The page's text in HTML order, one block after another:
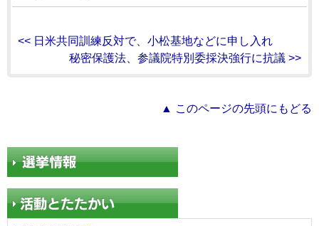
<< 日米共同訓練反対で、小松基地などに申し入れ
秘密保護法、参議院特別委採決強行に抗議 >>
▲ このページの先頭にもどる